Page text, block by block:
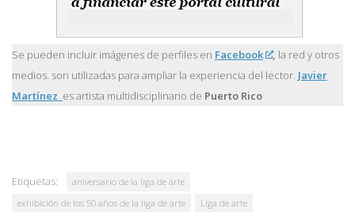
Se pueden incluir imágenes de perfiles en Facebook , la red y otros
medios. son utilizadas para ampliar la experiencia del lector. Javier
Martínez es artista multidisciplinario de Puerto Rico
Etiquetas:
aniversario de la liga de arte
exhibición de los 50 años de la liga de arte
Liga de arte